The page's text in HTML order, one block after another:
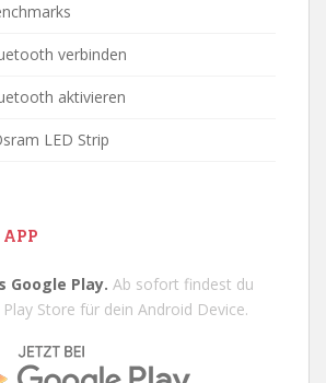
verbinden
aktivieren
LED Strip
APP
Google Play. Ab sofort findest du
Store für dein Android Device.